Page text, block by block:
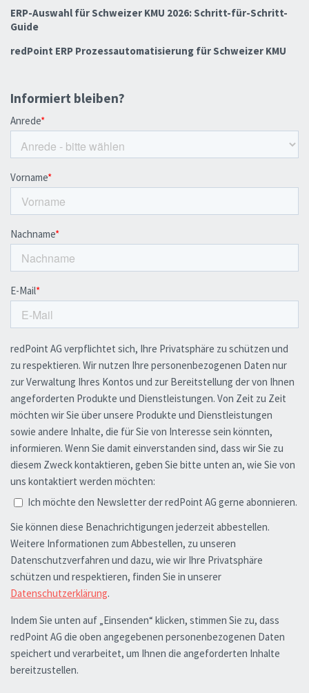
ERP-Auswahl für Schweizer KMU 2026: Schritt-für-Schritt-
Guide
redPoint ERP Prozessautomatisierung für Schweizer KMU
Informiert bleiben?